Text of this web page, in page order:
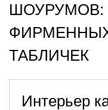
ШОУРУМОВ:
ТАБЛИЧЕК
Интерьер